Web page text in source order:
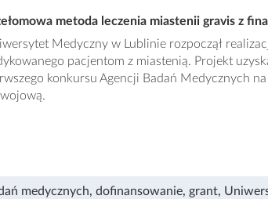
metoda leczenia miastenii gravis z
Medyczny w Lublinie rozpoczął
pacjentom z miastenią. Projekt
konkursu Agencji Badań Medycznych
medycznych, dofinansowanie, grant,